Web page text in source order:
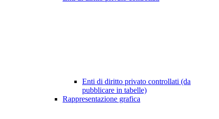
Enti di diritto privato controllati (da
pubblicare in tabelle)
Rappresentazione grafica